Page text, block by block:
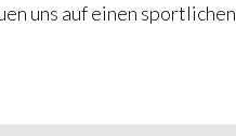
uns auf einen